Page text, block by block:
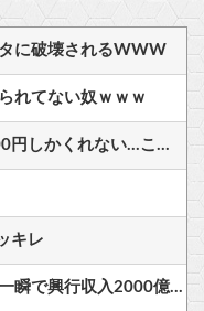
に破壊されるWWW
れてない奴ｗｗｗ
サザエさん世界の夫「妻が昼食代500円しかくれない…この弁当屋、500円で売っている！その上店員さんも美人だ！毎日行こう！」
キレ
【朗報】ソニーのスパイダーマン、一瞬で興行収入2000億円突破…アニメ漫画が世界一人気とはなんだったのか